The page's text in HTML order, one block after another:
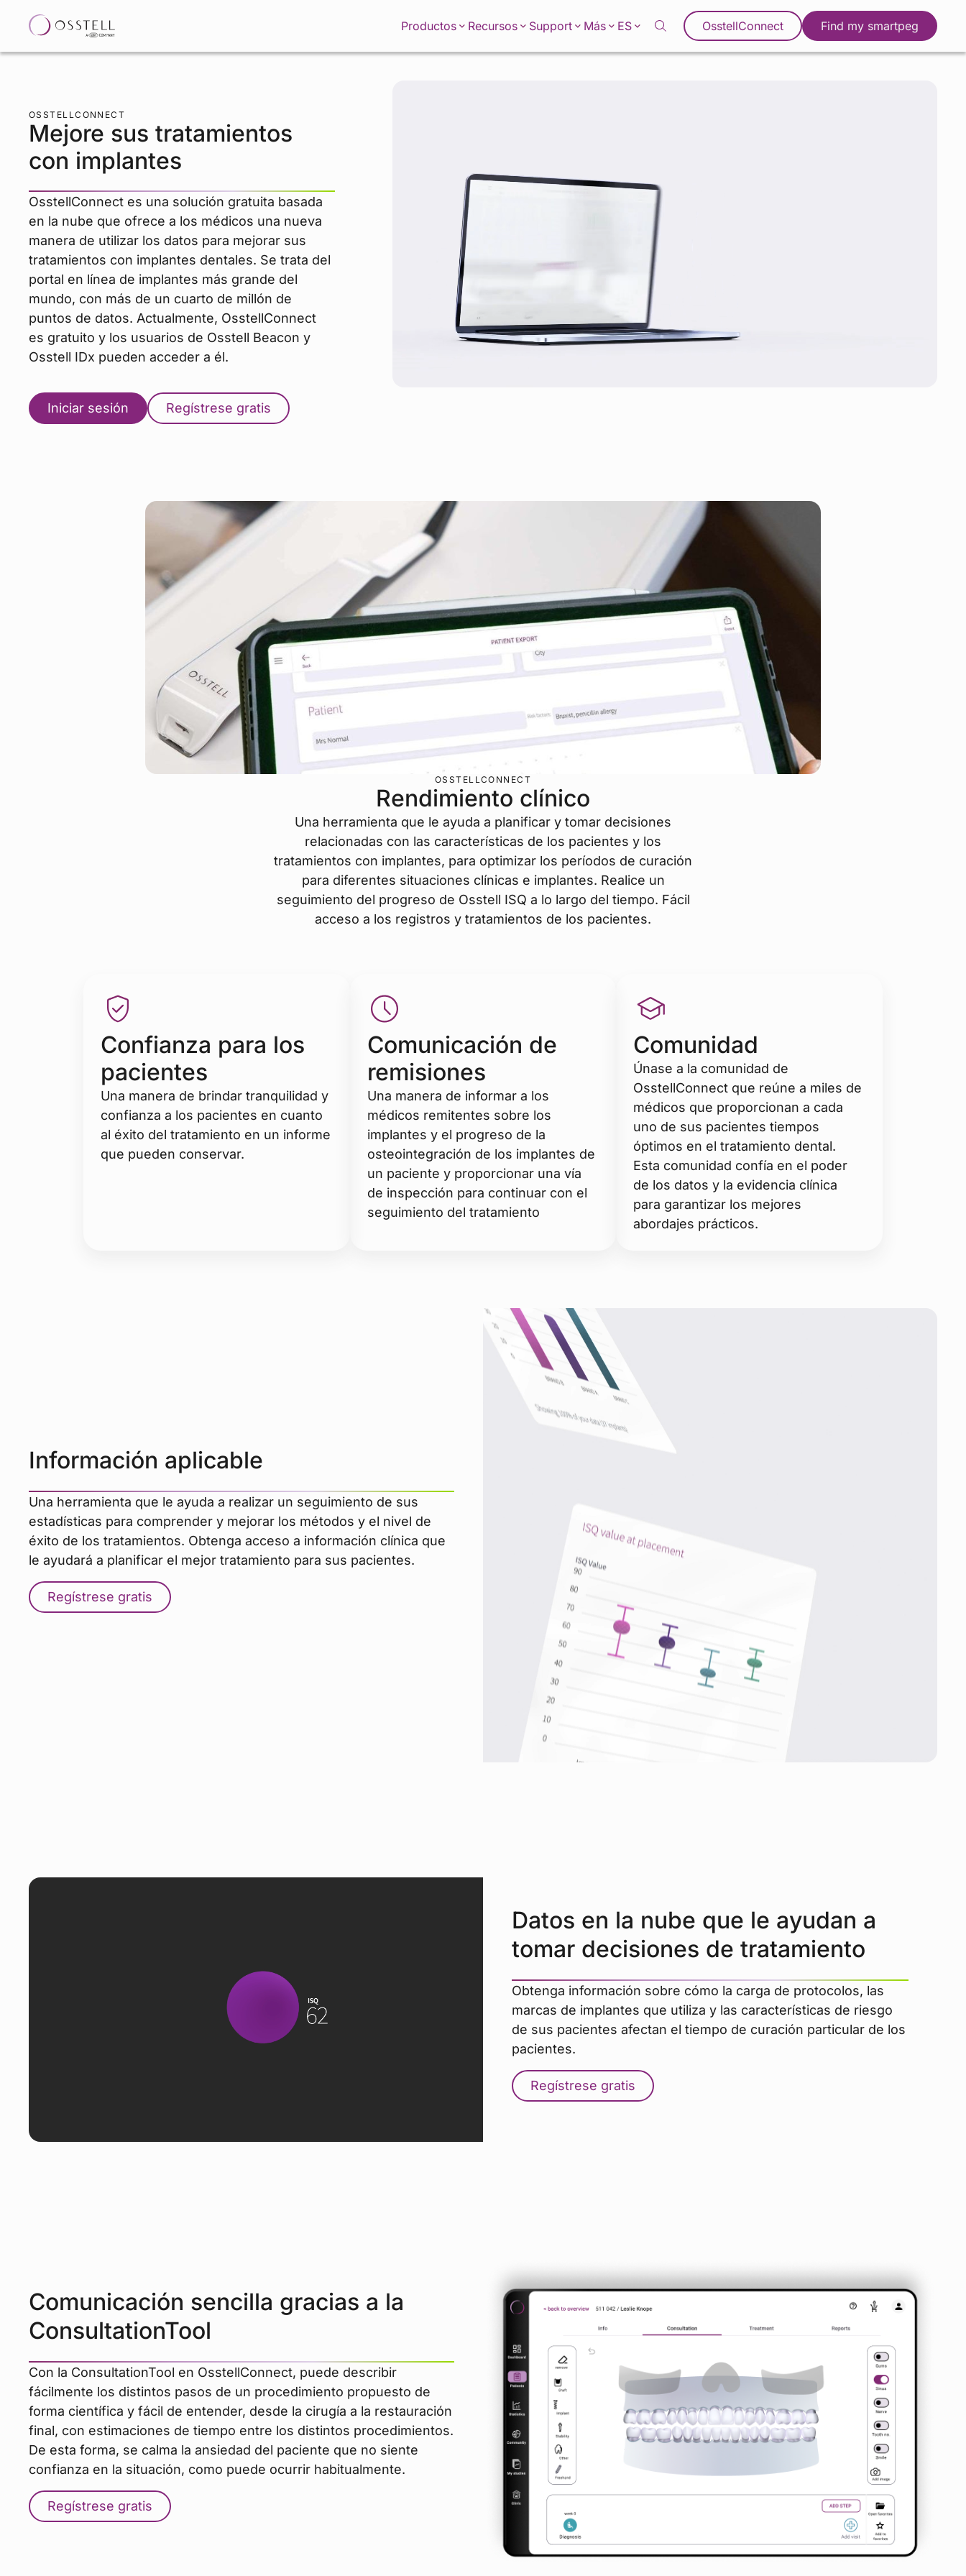
Productos Recursos Support Más ES OsstellConnect Find my smartpeg
OSSTELLCONNECT
Mejore sus tratamientos
con implantes
OsstellConnect es una solución gratuita basada
en la nube que ofrece a los médicos una nueva
manera de utilizar los datos para mejorar sus
tratamientos con implantes dentales. Se trata del
portal en línea de implantes más grande del
mundo, con más de un cuarto de millón de
puntos de datos. Actualmente, OsstellConnect
es gratuito y los usuarios de Osstell Beacon y
Osstell IDx pueden acceder a él.
Iniciar sesión Regístrese gratis
OSSTELLCONNECT
Rendimiento clínico
Una herramienta que le ayuda a planificar y tomar decisiones
relacionadas con las características de los pacientes y los
tratamientos con implantes, para optimizar los períodos de curación
para diferentes situaciones clínicas e implantes. Realice un
seguimiento del progreso de Osstell ISQ a lo largo del tiempo. Fácil
acceso a los registros y tratamientos de los pacientes.
Confianza para los
pacientes
Una manera de brindar tranquilidad y
confianza a los pacientes en cuanto
al éxito del tratamiento en un informe
que pueden conservar.
Comunicación de
remisiones
Una manera de informar a los
médicos remitentes sobre los
implantes y el progreso de la
osteointegración de los implantes de
un paciente y proporcionar una vía
de inspección para continuar con el
seguimiento del tratamiento
Comunidad
Únase a la comunidad de
OsstellConnect que reúne a miles de
médicos que proporcionan a cada
uno de sus pacientes tiempos
óptimos en el tratamiento dental.
Esta comunidad confía en el poder
de los datos y la evidencia clínica
para garantizar los mejores
abordajes prácticos.
Información aplicable
Una herramienta que le ayuda a realizar un seguimiento de sus
estadísticas para comprender y mejorar los métodos y el nivel de
éxito de los tratamientos. Obtenga acceso a información clínica que
le ayudará a planificar el mejor tratamiento para sus pacientes.
Regístrese gratis
Datos en la nube que le ayudan a
tomar decisiones de tratamiento
Obtenga información sobre cómo la carga de protocolos, las
marcas de implantes que utiliza y las características de riesgo
de sus pacientes afectan el tiempo de curación particular de los
pacientes.
Regístrese gratis
Comunicación sencilla gracias a la
ConsultationTool
Con la ConsultationTool en OsstellConnect, puede describir
fácilmente los distintos pasos de un procedimiento propuesto de
forma científica y fácil de entender, desde la cirugía a la restauración
final, con estimaciones de tiempo entre los distintos procedimientos.
De esta forma, se calma la ansiedad del paciente que no siente
confianza en la situación, como puede ocurrir habitualmente.
Regístrese gratis